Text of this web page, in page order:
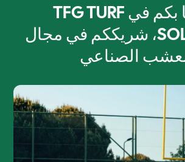
مرحبًا بكم في TFG TURF
SOLUTIONS، شريككم في مجال
الصناعي